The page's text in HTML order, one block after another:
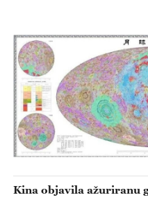
Kina objavila ažuriranu